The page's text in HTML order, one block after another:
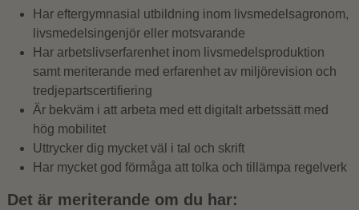
Har eftergymnasial utbildning inom livsmedelsagronom,
livsmedelsingenjör eller motsvarande
Har arbetslivserfarenhet inom livsmedelsproduktion
samt meriterande med erfarenhet av miljörevision och
tredjepartscertifiering
Är bekväm i att arbeta med ett digitalt arbetssätt med
hög mobilitet
Uttrycker dig mycket väl i tal och skrift
Har mycket god förmåga att tolka och tillämpa regelverk
Det är meriterande om du har: